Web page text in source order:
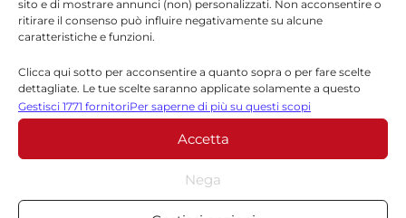
sito e di mostrare annunci (non) personalizzati. Non acconsentire o
ritirare il consenso può influire negativamente su alcune
caratteristiche e funzioni.
Clicca qui sotto per acconsentire a quanto sopra o per fare scelte
dettagliate. Le tue scelte saranno applicate solamente a questo
sito. È possibile modificare le impostazioni in qualsiasi momento,
compreso il ritiro del consenso, utilizzando i pulsanti della Cookie
Policy o cliccando sul pulsante di gestione del consenso nella parte
inferiore dello schermo.
Statistiche
Gestisci 1771 fornitoriPer saperne di più su questi scopi
Accetta
Nega
Nome